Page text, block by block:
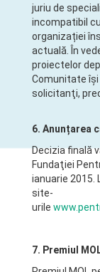
juriu de
incompatibil
organizației
actuală. În
proiectelor
Comunitate îşi
solicitanţi,
6. Anunțarea
Decizia finală
Fundaţiei
ianuarie
site-
urile
7. Premiul